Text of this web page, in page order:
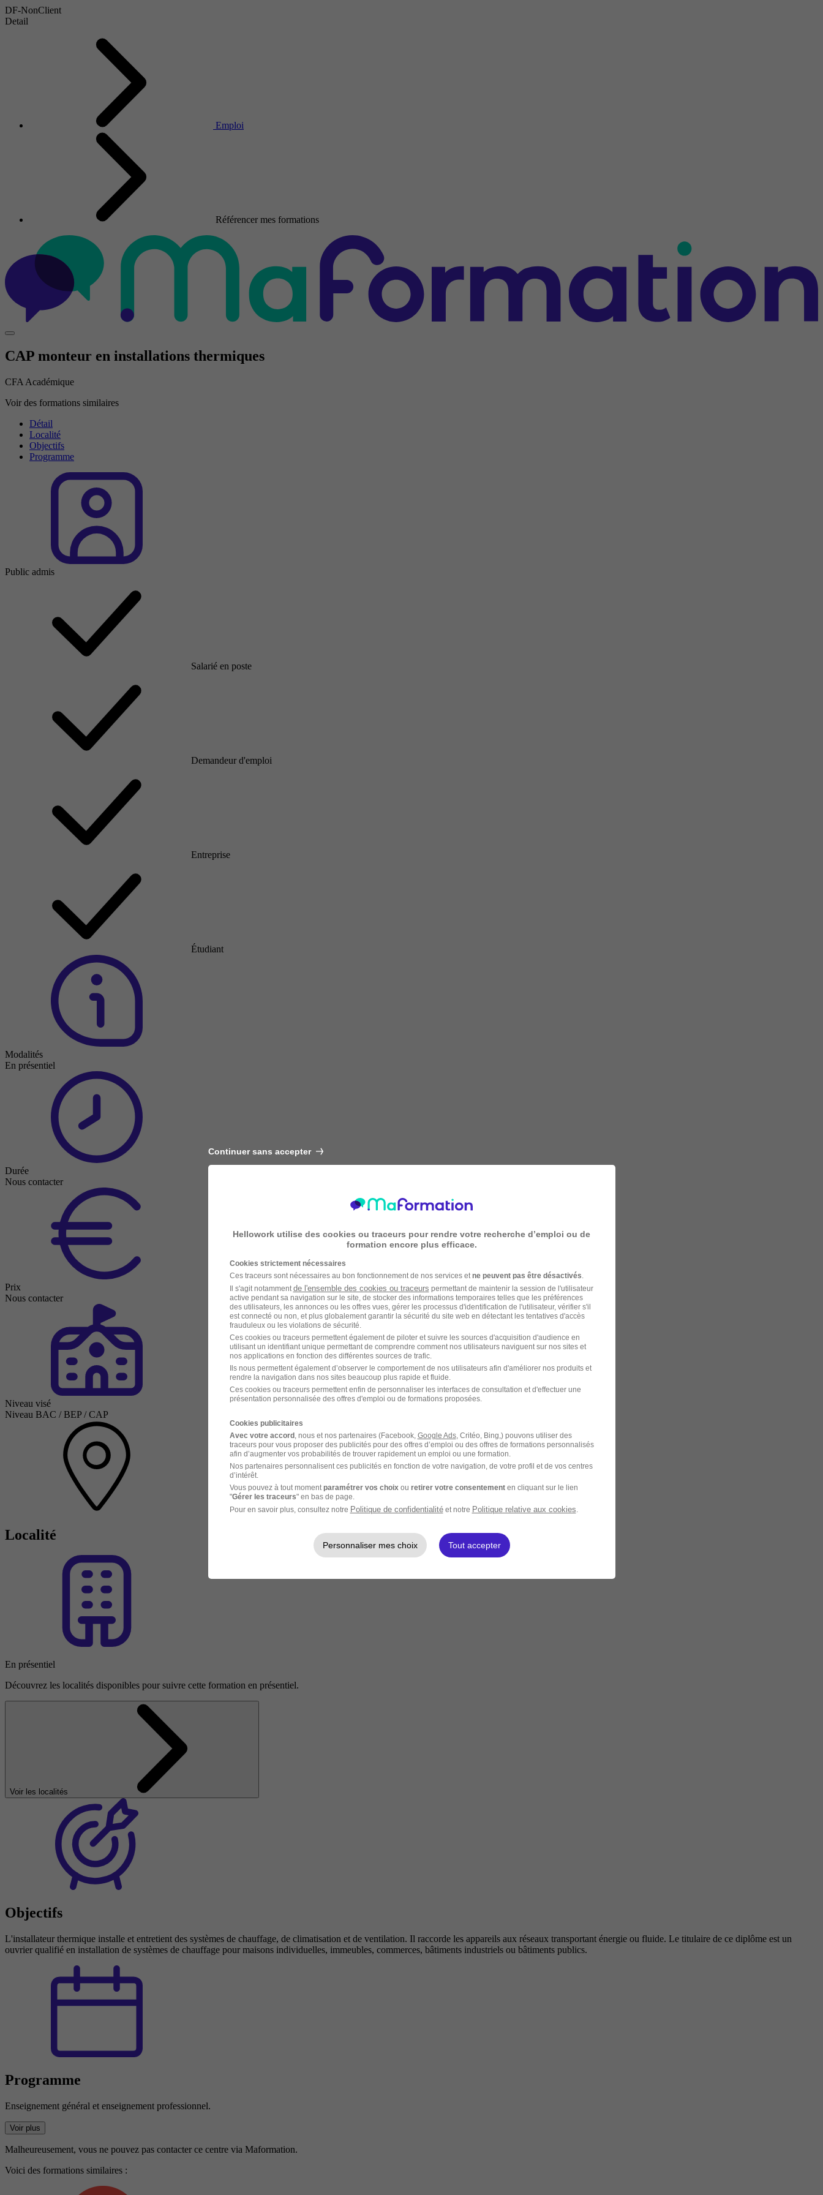
DF-NonClient
Detail
Emploi
Référencer mes formations
CAP monteur en installations thermiques
CFA Académique
Voir des formations similaires
Détail
Localité
Objectifs
Programme
Public admis
Salarié en poste
Demandeur d'emploi
Entreprise
Étudiant
Modalités
En présentiel
Durée
Nous contacter
Prix
Nous contacter
Niveau visé
Niveau BAC / BEP / CAP
Localité
En présentiel
Découvrez les localités disponibles pour suivre cette formation en présentiel.
Voir les localités
Objectifs
L'installateur thermique installe et entretient des systèmes de chauffage, de climatisation et de ventilation. Il raccorde les appareils aux réseaux transportant énergie ou fluide. Le titulaire de ce diplôme est un
ouvrier qualifié en installation de systèmes de chauffage pour maisons individuelles, immeubles, commerces, bâtiments industriels ou bâtiments publics.
Programme
Enseignement général et enseignement professionnel.
Voir plus
Malheureusement, vous ne pouvez pas contacter ce centre via Maformation.
Voici des formations similaires :
Continuer sans accepter
Hellowork utilise des cookies ou traceurs pour rendre votre recherche d’emploi ou de
formation encore plus efficace.
Cookies strictement nécessaires
Ces traceurs sont nécessaires au bon fonctionnement de nos services et ne peuvent pas être désactivés
Il s'agit notamment de l'ensemble des cookies ou traceurs permettant de maintenir la session de l'utilisateur
active pendant sa navigation sur le site, de stocker des informations temporaires telles que les préférences
des utilisateurs, les annonces ou les offres vues, gérer les processus d'identification de l'utilisateur, vérifier s'il
est connecté ou non, et plus globalement garantir la sécurité du site web en détectant les tentatives d'accès
frauduleux ou les violations de sécurité.
Ces cookies ou traceurs permettent également de piloter et suivre les sources d'acquisition d'audience en
utilisant un identifiant unique permettant de comprendre comment nos utilisateurs naviguent sur nos sites et
nos applications en fonction des différentes sources de trafic.
Ils nous permettent également d’observer le comportement de nos utilisateurs afin d'améliorer nos produits et
rendre la navigation dans nos sites beaucoup plus rapide et fluide.
Ces cookies ou traceurs permettent enfin de personnaliser les interfaces de consultation et d'effectuer une
présentation personnalisée des offres d'emploi ou de formations proposées.
Cookies publicitaires
Avec votre accord, nous et nos partenaires (Facebook, Google Ads, Critéo, Bing,) pouvons utiliser des
traceurs pour vous proposer des publicités pour des offres d’emploi ou des offres de formations personnalisés
afin d’augmenter vos probabilités de trouver rapidement un emploi ou une formation.
Nos partenaires personnalisent ces publicités en fonction de votre navigation, de votre profil et de vos centres
d’intérêt.
Vous pouvez à tout moment paramétrer vos choix ou retirer votre consentementen cliquant sur le lien
"Gérer les traceurs" en bas de page.
Pour en savoir plus, consultez notre Politique de confidentialitéet notre Politique relative aux cookies
Personnaliser mes choix Tout accepter